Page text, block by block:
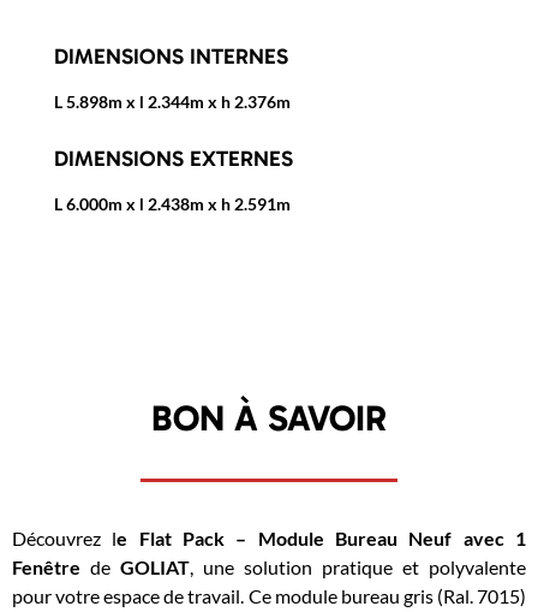
DIMENSIONS INTERNES
L 5.898m x l 2.344m x h 2.376m
DIMENSIONS EXTERNES
L 6.000m x l 2.438m x h 2.591m
BON À SAVOIR
Découvrez le Flat Pack – Module Bureau Neuf avec 1
Fenêtre de GOLIAT, une solution pratique et polyvalente
pour votre espace de travail. Ce module bureau gris (Ral. 7015)